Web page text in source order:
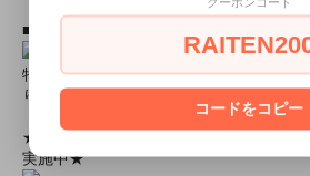
■とにかく安くて高品質な商品が欲しい！
特別割引商品を掲載しています！最大８
りします！
★ミアカフェ・ミアリラではミアコス衣
実施中★
コードをコピー